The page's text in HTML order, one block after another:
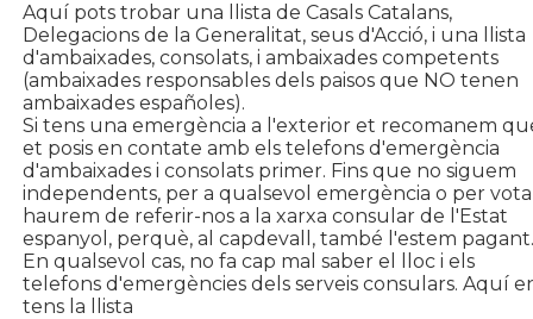
Aquí pots trobar una llista de Casals Catalans,
Delegacions de la Generalitat, seus d'Acció, i una llista
d'ambaixades, consolats, i ambaixades competents
(ambaixades responsables dels paisos que NO tenen
ambaixades españoles).
Si tens una emergència a l'exterior et recomanem
et posis en contate amb els telefons d'emergència
d'ambaixades i consolats primer. Fins que no siguem
independents, per a qualsevol emergència o per
haurem de referir-nos a la xarxa consular de l'Estat
espanyol, perquè, al capdevall, també l'estem pagant.
En qualsevol cas, no fa cap mal saber el lloc i els
telefons d'emergències dels serveis consulars. Aquí
tens la llista